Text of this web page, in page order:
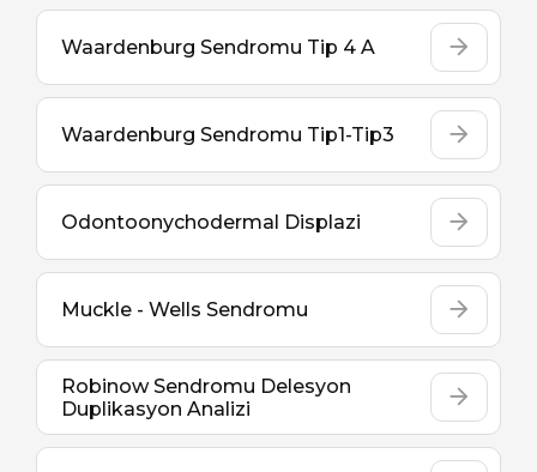
Waardenburg Sendromu Tip 4 A
Waardenburg Sendromu Tip1-Tip3
Odontoonychodermal Displazi
Muckle - Wells Sendromu
Robinow Sendromu Delesyon
Duplikasyon Analizi